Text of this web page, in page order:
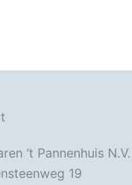
‘t Pannenhuis N.V.
19